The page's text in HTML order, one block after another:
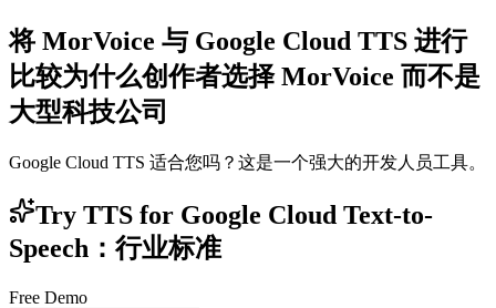
将 MorVoice 与 Google Cloud TTS 进行
比较为什么创作者选择 MorVoice 而不是
大型科技公司
Google Cloud TTS 适合您吗？这是一个强大的开发人员工具。
Try TTS for Google Cloud Text-to-
Speech：行业标准
Free Demo